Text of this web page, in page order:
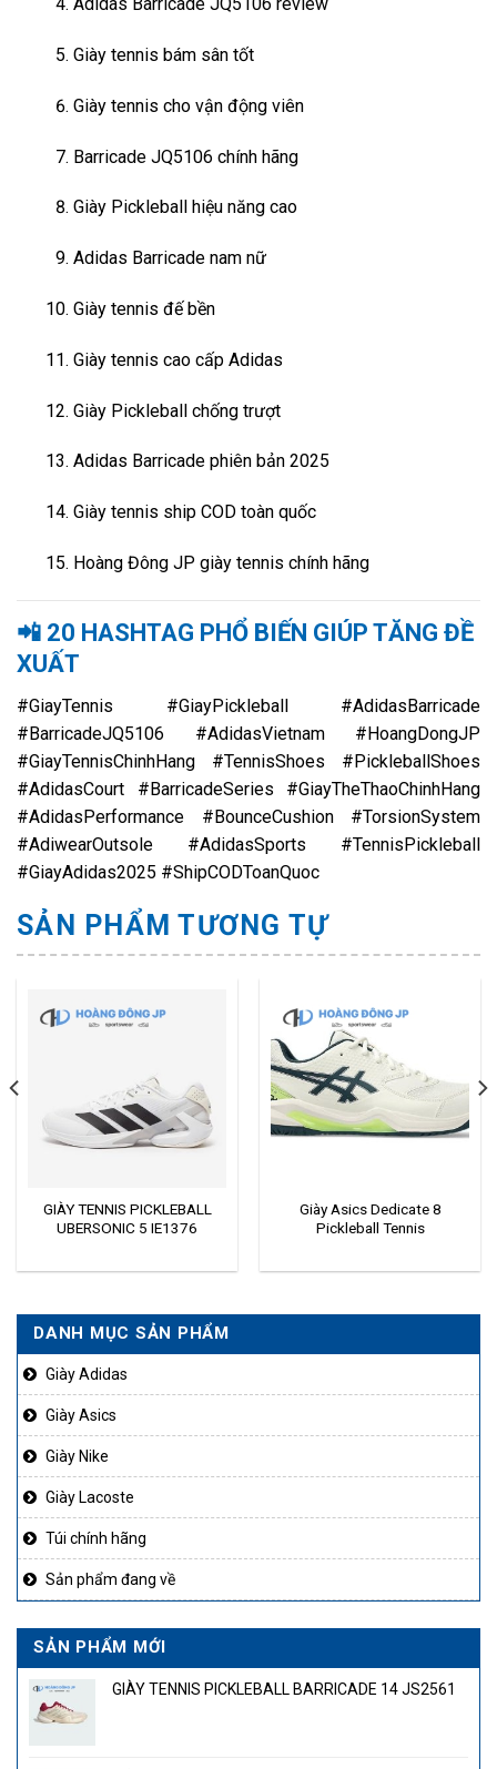
DANH MỤC SẢN PHẨM
Giày Adidas
Giày Asics
Giày Nike
Giày Lacoste
Túi chính hãng
Sản phẩm đang về
SẢN PHẨM MỚI
GIÀY TENNIS PICKLEBALL BARRICADE 14 JS2561
Giày tennis bám sân tốt
Giày tennis cho vận động viên
Barricade JQ5106 chính hãng
Giày Pickleball hiệu năng cao
Adidas Barricade nam nữ
Giày tennis đế bền
Giày tennis cao cấp Adidas
Giày Pickleball chống trượt
Adidas Barricade phiên bản 2025
Giày tennis ship COD toàn quốc
Hoàng Đông JP giày tennis chính hãng
📲 20 HASHTAG PHỔ BIẾN GIÚP TĂNG ĐỀ
XUẤT
#GiayTennis #GiayPickleball #AdidasBarricade
#BarricadeJQ5106 #AdidasVietnam #HoangDongJP
#GiayTennisChinhHang #TennisShoes #PickleballShoes
#AdidasCourt #BarricadeSeries #GiayTheThaoChinhHang
#AdidasPerformance #BounceCushion #TorsionSystem
#AdiwearOutsole #AdidasSports #TennisPickleball
#GiayAdidas2025 #ShipCODToanQuoc
SẢN PHẨM TƯƠNG TỰ
GIÀY TENNIS PICKLEBALL
UBERSONIC 5 IE1376
Giày Asics Dedicate 8
Pickleball Tennis